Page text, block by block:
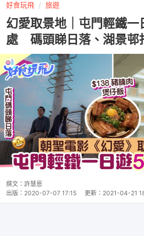
好食玩飛 旅遊
幻愛取景地｜屯門輕鐵一
處 碼頭睇日落、湖景邨
撰文： 許慧恩
出版： 2020-07-07 17:15 更新： 2021-04-21